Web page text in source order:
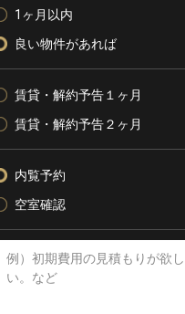
1ヶ月以内
良い物件があれば
賃貸・解約予告１ヶ月
賃貸・解約予告２ヶ月
内覧予約
空室確認